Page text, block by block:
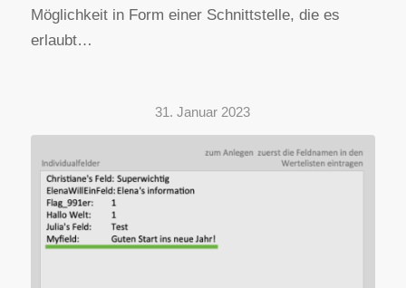
Möglichkeit in Form einer Schnittstelle, die es
erlaubt…
31. Januar 2023